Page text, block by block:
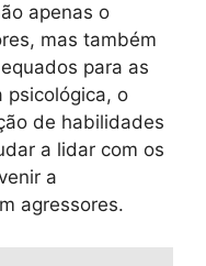
apenas o
mas também
para as
psicológica, o
de habilidades
a lidar com os
a
agressores.